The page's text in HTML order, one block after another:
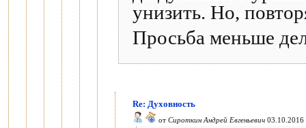
унизить. Но,
Просьба меньше
Re: Духовность
от Сироткин Андрей Евгеньевич 03.10.2016